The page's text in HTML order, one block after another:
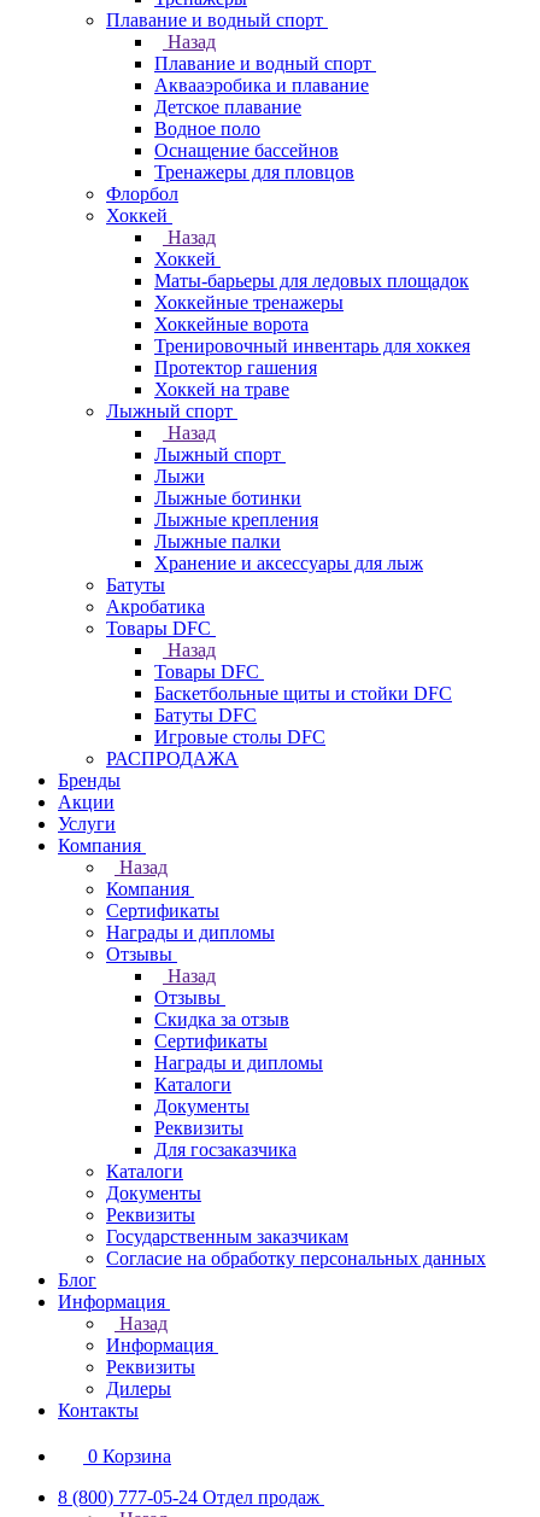
Плавание и водный спорт
Назад
Плавание и водный спорт
Аквааэробика и плавание
Детское плавание
Водное поло
Оснащение бассейнов
Тренажеры для пловцов
Флорбол
Хоккей
Назад
Хоккей
Маты-барьеры для ледовых площадок
Хоккейные тренажеры
Хоккейные ворота
Тренировочный инвентарь для хоккея
Протектор гашения
Хоккей на траве
Лыжный спорт
Назад
Лыжный спорт
Лыжи
Лыжные ботинки
Лыжные крепления
Лыжные палки
Хранение и аксессуары для лыж
Батуты
Акробатика
Товары DFC
Назад
Товары DFC
Баскетбольные щиты и стойки DFC
Батуты DFC
Игровые столы DFC
РАСПРОДАЖА
Бренды
Акции
Услуги
Компания
Назад
Компания
Сертификаты
Награды и дипломы
Отзывы
Назад
Отзывы
Скидка за отзыв
Сертификаты
Награды и дипломы
Каталоги
Документы
Реквизиты
Для госзаказчика
Каталоги
Документы
Реквизиты
Государственным заказчикам
Согласие на обработку персональных данных
Блог
Информация
Назад
Информация
Реквизиты
Дилеры
Контакты
0 Корзина
8 (800) 777-05-24 Отдел продаж